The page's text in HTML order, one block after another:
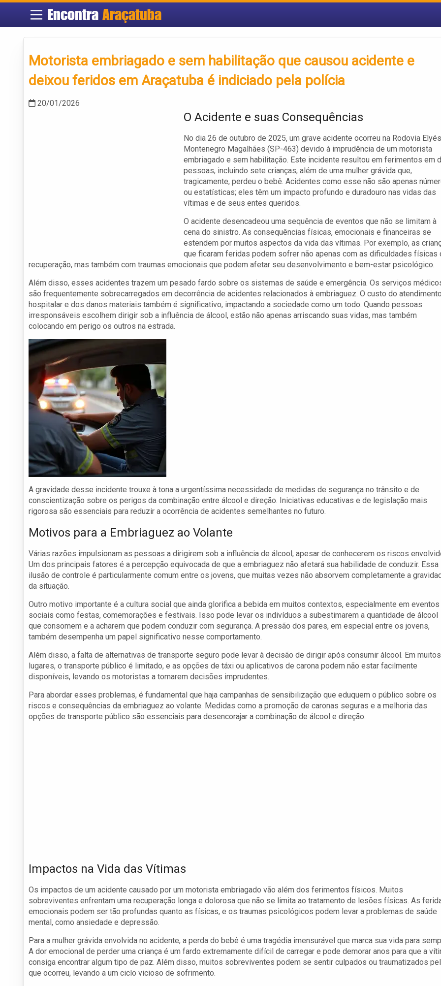
EncontraAraçatuba
Motorista embriagado e sem habilitação que causou acidente e
deixou feridos em Araçatuba é indiciado pela polícia
20/01/2026
O Acidente e suas Consequências
No dia 26 de outubro de 2025, um grave acidente ocorreu na Rodovia
Montenegro Magalhães (SP-463) devido à imprudência de um motorista
embriagado e sem habilitação. Este incidente resultou em ferimentos em
pessoas, incluindo sete crianças, além de uma mulher grávida que,
tragicamente, perdeu o bebê. Acidentes como esse não são apenas
ou estatísticas; eles têm um impacto profundo e duradouro nas vidas das
vítimas e de seus entes queridos.
O acidente desencadeou uma sequência de eventos que não se limitam à
cena do sinistro. As consequências físicas, emocionais e financeiras se
estendem por muitos aspectos da vida das vítimas. Por exemplo, as
que ficaram feridas podem sofrer não apenas com as dificuldades físicas
recuperação, mas também com traumas emocionais que podem afetar seu desenvolvimento e bem-estar psicológico.
Além disso, esses acidentes trazem um pesado fardo sobre os sistemas de saúde e emergência. Os serviços
são frequentemente sobrecarregados em decorrência de acidentes relacionados à embriaguez. O custo do
hospitalar e dos danos materiais também é significativo, impactando a sociedade como um todo. Quando pessoas
irresponsáveis escolhem dirigir sob a influência de álcool, estão não apenas arriscando suas vidas, mas também
colocando em perigo os outros na estrada.
A gravidade desse incidente trouxe à tona a urgentíssima necessidade de medidas de segurança no trânsito e de
conscientização sobre os perigos da combinação entre álcool e direção. Iniciativas educativas e de legislação mais
rigorosa são essenciais para reduzir a ocorrência de acidentes semelhantes no futuro.
Motivos para a Embriaguez ao Volante
Várias razões impulsionam as pessoas a dirigirem sob a influência de álcool, apesar de conhecerem os riscos
Um dos principais fatores é a percepção equivocada de que a embriaguez não afetará sua habilidade de conduzir. Essa
ilusão de controle é particularmente comum entre os jovens, que muitas vezes não absorvem completamente a
da situação.
Outro motivo importante é a cultura social que ainda glorifica a bebida em muitos contextos, especialmente em eventos
sociais como festas, comemorações e festivais. Isso pode levar os indivíduos a subestimarem a quantidade de álcool
que consomem e a acharem que podem conduzir com segurança. A pressão dos pares, em especial entre os jovens,
também desempenha um papel significativo nesse comportamento.
Além disso, a falta de alternativas de transporte seguro pode levar à decisão de dirigir após consumir álcool. Em muitos
lugares, o transporte público é limitado, e as opções de táxi ou aplicativos de carona podem não estar facilmente
disponíveis, levando os motoristas a tomarem decisões imprudentes.
Para abordar esses problemas, é fundamental que haja campanhas de sensibilização que eduquem o público sobre os
riscos e consequências da embriaguez ao volante. Medidas como a promoção de caronas seguras e a melhoria das
opções de transporte público são essenciais para desencorajar a combinação de álcool e direção.
Impactos na Vida das Vítimas
Os impactos de um acidente causado por um motorista embriagado vão além dos ferimentos físicos. Muitos
sobreviventes enfrentam uma recuperação longa e dolorosa que não se limita ao tratamento de lesões físicas. As
emocionais podem ser tão profundas quanto as físicas, e os traumas psicológicos podem levar a problemas de saúde
mental, como ansiedade e depressão.
Para a mulher grávida envolvida no acidente, a perda do bebê é uma tragédia imensurável que marca sua vida para
A dor emocional de perder uma criança é um fardo extremamente difícil de carregar e pode demorar anos para que a
consiga encontrar algum tipo de paz. Além disso, muitos sobreviventes podem se sentir culpados ou traumatizados
que ocorreu, levando a um ciclo vicioso de sofrimento.